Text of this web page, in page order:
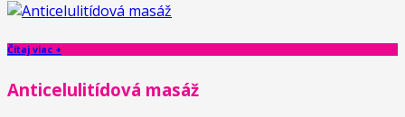
Čítaj viac +
Anticelulitídová masáž